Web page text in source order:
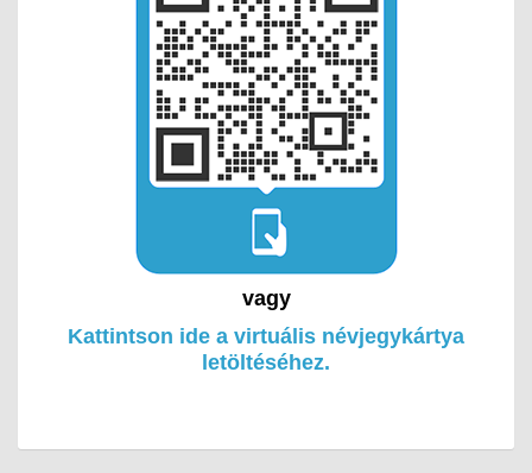
vagy
Kattintson ide a virtuális névjegykártya
letöltéséhez.